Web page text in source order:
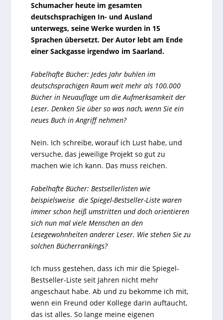
Schumacher heute im gesamten
deutschsprachigen In- und Ausland
unterwegs, seine Werke wurden in 15
Sprachen übersetzt. Der Autor lebt am Ende
einer Sackgasse irgendwo im Saarland.
Fabelhafte Bücher: Jedes Jahr buhlen im
deutschsprachigen Raum weit mehr als 100.000
Bücher in Neuauflage um die Aufmerksamkeit der
Leser. Denken Sie über so was nach, wenn Sie ein
neues Buch in Angriff nehmen?
Nein. Ich schreibe, worauf ich Lust habe, und
versuche, das jeweilige Projekt so gut zu
machen wie ich kann. Das muss reichen.
Fabelhafte Bücher: Bestsellerlisten wie
beispielsweise die Spiegel-Bestseller-Liste waren
immer schon heiß umstritten und doch orientieren
sich nun mal viele Menschen an den
Lesegewohnheiten anderer Leser. Wie stehen Sie zu
solchen Bücherrankings?
Ich muss gestehen, dass ich mir die Spiegel-
Bestseller-Liste seit Jahren nicht mehr
angeschaut habe. Ab und zu bekomme ich mit,
wenn ein Freund oder Kollege darin auftaucht,
das ist alles. So lange meine eigenen